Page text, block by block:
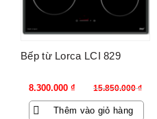
Bếp từ Lorca LCI 829
15.850.000₫
Giá
gốc
là:
8.300.000 ₫
Giá
hiện
tại
Thêm vào giỏ hàng